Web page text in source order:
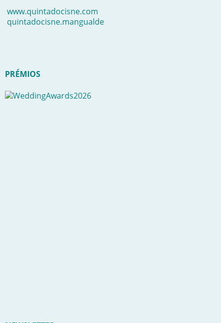
www.quintadocisne.com
quintadocisne.mangualde
PRÉMIOS